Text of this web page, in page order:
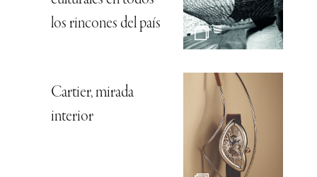
los rincones del país
Cartier, mirada
interior